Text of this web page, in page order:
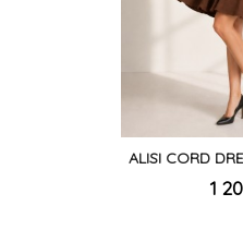
ALISI CORD
Pris
1